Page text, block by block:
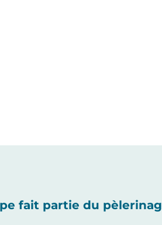
fait partie du